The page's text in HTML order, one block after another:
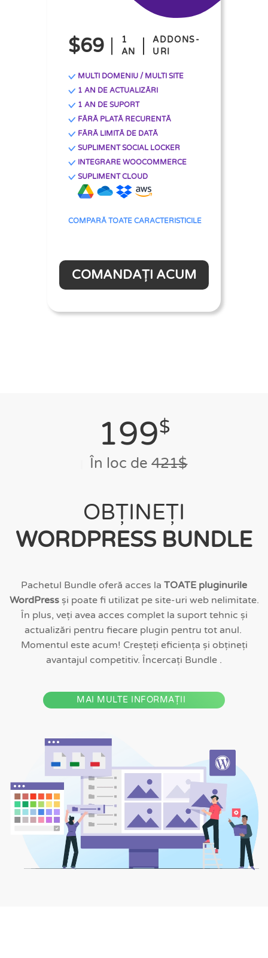
$69
1
AN
ADDONS-
URI
MULTI DOMENIU / MULTI SITE
1 AN DE ACTUALIZĂRI
1 AN DE SUPORT
FĂRĂ PLATĂ RECURENTĂ
FĂRĂ LIMITĂ DE DATĂ
SUPLIMENT SOCIAL LOCKER
INTEGRARE WOOCOMMERCE
SUPLIMENT CLOUD
COMPARĂ TOATE CARACTERISTICILE
COMANDAȚI ACUM
199$
În loc de421$
OBȚINEȚI
WORDPRESS BUNDLE
Pachetul Bundle oferă acces la TOATE pluginurile
WordPressși poate fi utilizat pe site-uri web nelimitate.
În plus, veți avea acces complet la suport tehnic și
actualizări pentru fiecare plugin pentru tot anul.
Momentul este acum! Creșteți eficiența și obțineți
avantajul competitiv. Încercați Bundle .
MAI MULTE INFORMAȚII